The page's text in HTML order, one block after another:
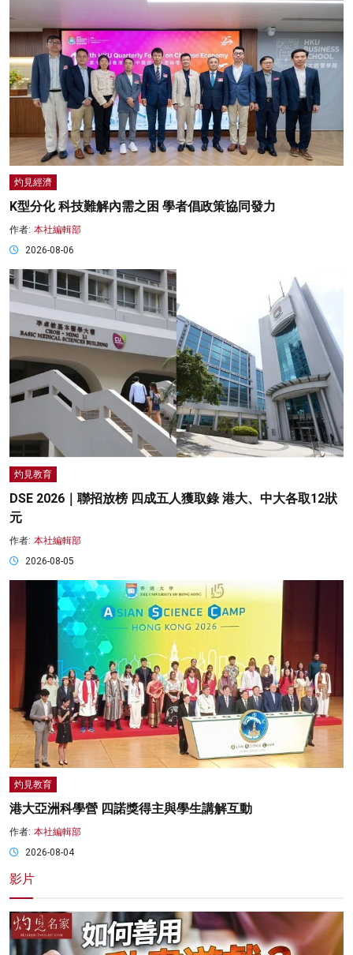
灼見經濟
K型分化 科技難解內需之困 學者倡政策協同發力
作者: 本社編輯部
2026-08-06
灼見教育
DSE 2026｜聯招放榜 四成五人獲取錄 港大、中大各取12狀
元
作者: 本社編輯部
2026-08-05
灼見教育
港大亞洲科學營 四諾獎得主與學生講解互動
作者: 本社編輯部
2026-08-04
影片